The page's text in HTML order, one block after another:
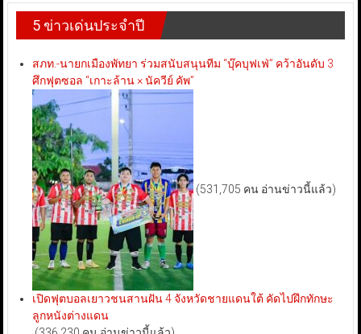
5 ข่าวเด่นประจำปี
สภท.-นายกเมืองพัทยา ร่วมสนับสนุนทีม “บุ๊คบุฟเฟ่” คว้าอันดับ 3
ศึกฟุตซอล “เกาะล้าน × นัควีย์ คัพ”
(531,705 คน อ่านข่าวนี้แล้ว)
เปิดฟุตบอลเยาวชนสานฝัน 4 จังหวัดชายแดนใต้ คัดไปฝึกทักษะ
ลูกหนังต่างแดน